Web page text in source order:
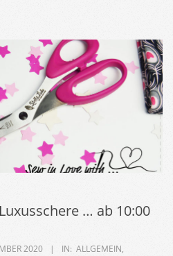
… ab 10:00
2020 IN: ALLGEMEIN,